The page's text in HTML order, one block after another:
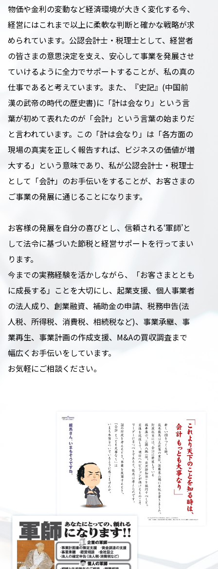
物価や金利の変動など経済環境が大きく変化する今、
経営にはこれまで以上に柔軟な判断と確かな戦略が求
められています。公認会計士・税理士として、経営者
の皆さまの意思決定を支え、安心して事業を発展させ
ていけるように全力でサポートすることが、私の真の
仕事であると考えています。また、『史記』(中国前
漢の武帝の時代の歴史書)に「計は会なり」という言
葉が初めて表れたのが「会計」という言葉の始まりだ
と言われています。この「計は会なり」は「各方面の
現場の真実を正しく報告すれば、ビジネスの価値が増
大する」という意味であり、私が公認会計士・税理士
として「会計」のお手伝いをすることが、お客さまの
ご事業の発展に通じることになります。
お客様の発展を自分の喜びとし、信頼される‘軍師’と
して法令に基づいた節税と経営サポートを行ってまい
ります。
今までの実務経験を活かしながら、「お客さまととも
に成長する」ことを大切にし、起業支援、個人事業者
の法人成り、創業融資、補助金の申請、税務申告(法
人税、所得税、消費税、相続税など)、事業承継、事
業再生、事業計画の作成支援、M&Aの買収調査まで
幅広くお手伝いをしています。
お気軽にご相談ください。